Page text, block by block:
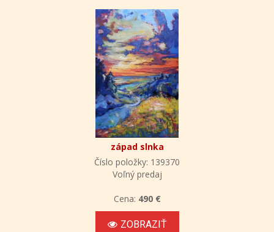
západ slnka
Číslo položky: 139370
Voľný predaj
Cena: 490 €
ZOBRAZIŤ